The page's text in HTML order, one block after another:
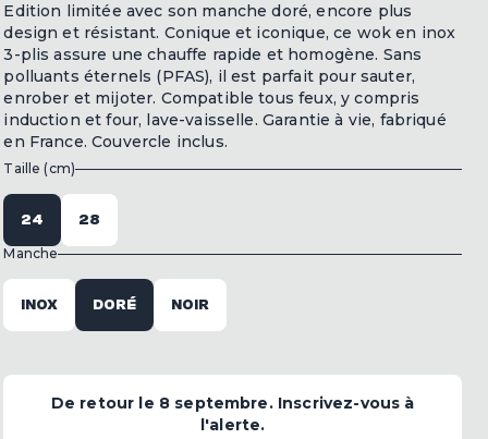
Edition limitée avec son manche doré, encore plus
design et résistant. Conique et iconique, ce wok en inox
3-plis assure une chauffe rapide et homogène. Sans
polluants éternels (PFAS), il est parfait pour sauter,
enrober et mijoter. Compatible tous feux, y compris
induction et four, lave-vaisselle. Garantie à vie, fabriqué
en France. Couvercle inclus.
Taille (cm)
24 28
Manche
INOX DORÉ NOIR
De retour le 8 septembre. Inscrivez-vous à
l'alerte.